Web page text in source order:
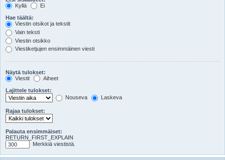
Kyllä
Ei
Hae täältä:
Viestin otsikot ja tekstit
Vain teksti
Viestin otsikko
Viestiketjujen ensimmäinen viesti
Näytä tulokset:
Viestit
Aiheet
Lajittele tulokset:
Nouseva
Laskeva
Rajaa tulokset:
Palauta ensimmäiset:
RETURN_FIRST_EXPLAIN
Merkkiä viestistä.